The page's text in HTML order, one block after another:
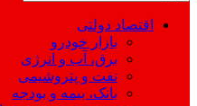
اقتصاد دولتی
بازار خودرو
برق، آب و انرژی
نفت و پتروشیمی
بانک، بیمه و بودجه